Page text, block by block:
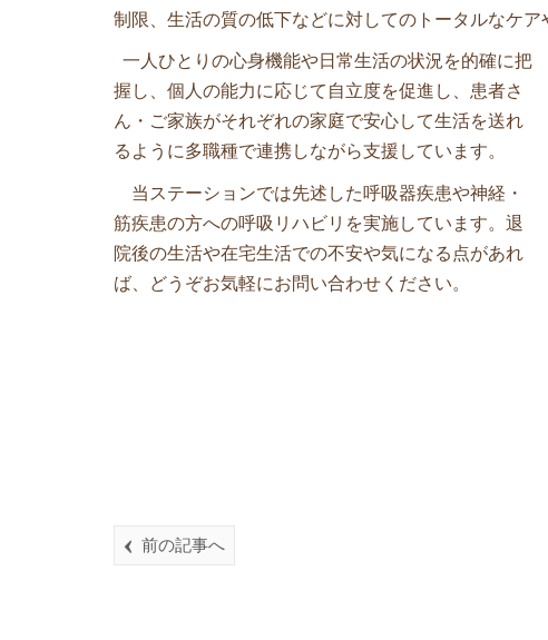
制限、生活の質の低下などに対してのトータルなケア
一人ひとりの心身機能や日常生活の状況を的確に把
握し、個人の能力に応じて自立度を促進し、患者さ
ん・ご家族がそれぞれの家庭で安心して生活を送れ
るように多職種で連携しながら支援しています。
当ステーションでは先述した呼吸器疾患や神経・
筋疾患の方への呼吸リハビリを実施しています。退
院後の生活や在宅生活での不安や気になる点があれ
ば、どうぞお気軽にお問い合わせください。
前の記事へ